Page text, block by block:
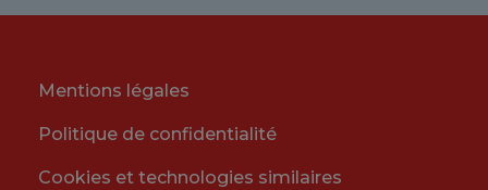
Mentions légales
Politique de confidentialité
Cookies et technologies similaires